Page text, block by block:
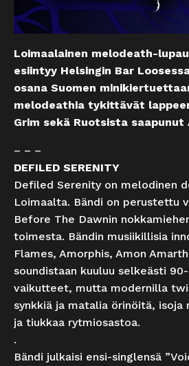
Loimaalainen melodeath-
esiintyy Helsingin Bar
osana Suomen
melodeathia tykittävät
Grim sekä Ruotsista
– – –
DEFILED SERENITY
Defiled Serenity on melodinen
Loimaalta. Bändi on perustettu
Before The Dawnin
toimesta. Bändin musiikillisia
Flames, Amorphis, Amon
soundistaan kuuluu selkeästi
vaikutteet, mutta modernilla
synkkiä ja matalia örinöitä,
ja tiukkaa rytmiosastoa.
.
Bändi julkaisi ensi-singlensä